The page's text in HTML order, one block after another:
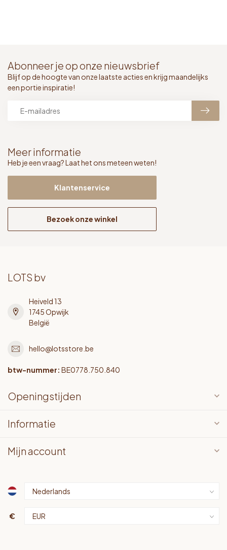
Meer informatie
Heb je een vraag? Laat het ons meteen weten!
Klantenservice
Bezoek onze winkel
Abonneer je op onze nieuwsbrief
Blijf op de hoogte van onze laatste acties en krijg maandelijks
een portie inspiratie!
LOTS bv
Heiveld 13
1745 Opwijk
België
hello@lotsstore.be
btw-nummer: BE0778.750.840
Openingstijden
Informatie
Mijn account
€